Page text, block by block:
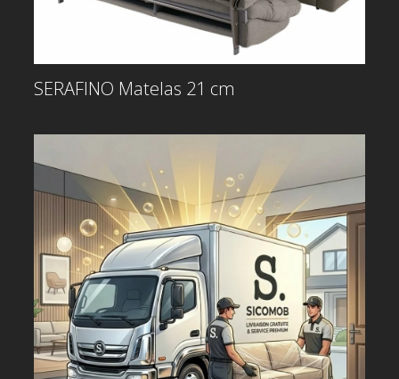
SERAFINO Matelas 21 cm